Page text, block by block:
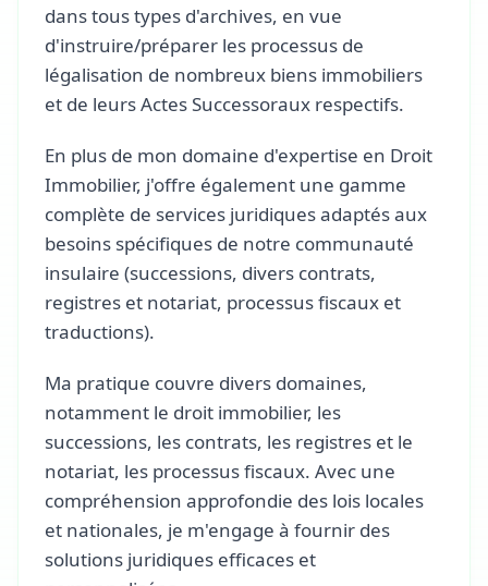
dans tous types d'archives, en vue
d'instruire/préparer les processus de
légalisation de nombreux biens immobiliers
et de leurs Actes Successoraux respectifs.
En plus de mon domaine d'expertise en Droit
Immobilier, j'offre également une gamme
complète de services juridiques adaptés aux
besoins spécifiques de notre communauté
insulaire (successions, divers contrats,
registres et notariat, processus fiscaux et
traductions).
Ma pratique couvre divers domaines,
notamment le droit immobilier, les
successions, les contrats, les registres et le
notariat, les processus fiscaux. Avec une
compréhension approfondie des lois locales
et nationales, je m'engage à fournir des
solutions juridiques efficaces et